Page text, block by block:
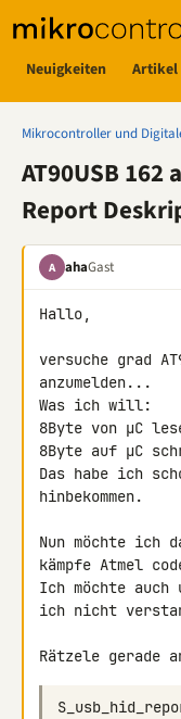
Neuigkeiten Artikel
Mikrocontroller und
AT90USB 162
Report
A ahaGast
Hallo,
versuche grad
anzumelden...
Was ich will:
8Byte von µC
8Byte auf µC
Das habe ich
hinbekommen.
Nun möchte ich
kämpfe Atmel
Ich möchte auch
ich nicht